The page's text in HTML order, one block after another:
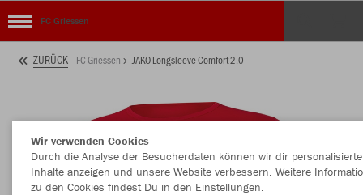
FC Griessen
ZURÜCK FC Griessen JAKO Longsleeve Comfort 2.0
Wir verwenden Cookies
Durch die Analyse der Besucherdaten können wir dir personalisierte
Inhalte anzeigen und unsere Website verbessern. Weitere
zu den Cookies findest Du in den Einstellungen.